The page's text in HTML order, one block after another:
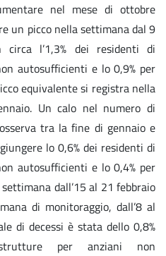
nel mese di ottobre
un picco nella settimana dal 9
l’1,3% dei residenti di
autosufficienti e lo 0,9% per
equivalente si registra nella
Un calo nel numero di
tra la fine di gennaio e
lo 0,6% dei residenti di
autosufficienti e lo 0,4% per
dall’15 al 21 febbraio
di monitoraggio, dall’8 al
di decessi è stata dello 0,8%
per anziani non